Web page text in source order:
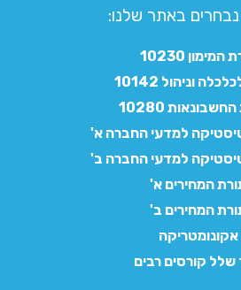
נבחרים באתר שלנו:​
המימון 10230
וניהול 10142
10280
למדעי החברה א'
למדעי החברה ב'
המחירים א'
המחירים ב'
אקונומטריקה
שלל קורסים רבים